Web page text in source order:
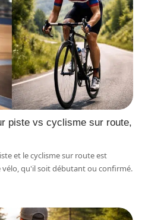
piste vs cyclisme sur route,
et le cyclisme sur route est
qu'il soit débutant ou confirmé.